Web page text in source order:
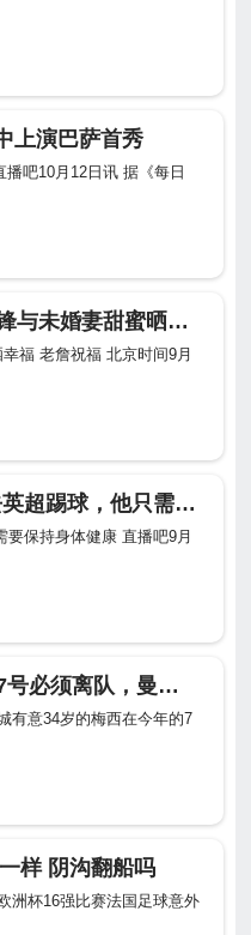
上演巴萨首秀
吧10月12日讯 据《每日
奥斯曼 詹皇昔日小弟求婚成功！26岁骑士前锋与未婚妻甜蜜晒幸福 老詹祝福
福 老詹祝福 北京时间9月
奥斯曼-登贝莱 希尔维斯特：O-登贝莱适合去英超踢球，他只需要保持身体健康
保持身体健康 直播吧9月
梅西 降薪50％还不够，巴萨想留梅西，现任7号必须离队，曼城有意
有意34岁的梅西在今年的7
样 阴沟翻船吗
洲杯16强比赛法国足球意外